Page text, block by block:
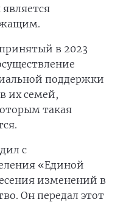
является
в 2023
поддержки
их семей,
такая
с
«Единой
изменений в
Он передал этот